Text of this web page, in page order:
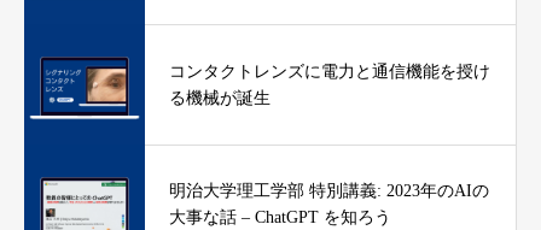
コンタクトレンズに電力と通信機能を授け
る機械が誕生
明治大学理工学部 特別講義: 2023年のAIの
大事な話 – ChatGPT を知ろう